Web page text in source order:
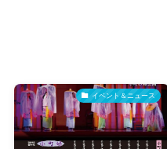
イベント＆ニュース